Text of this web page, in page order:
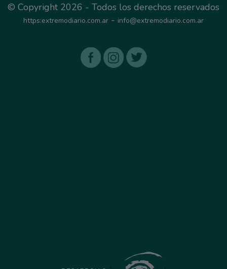
© Copyright 2026 - Todos los derechos reservados
https:extremodiario.com.ar - info@extremodiario.com.ar